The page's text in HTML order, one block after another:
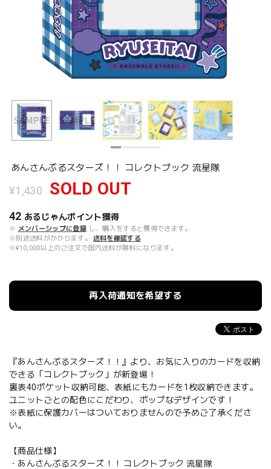
あんさんぶるスターズ！！ コレクトブック 流星隊
¥1,430 SOLD OUT
42 あるじゃんポイント獲得
※ メンバーシップに登録 し、購入をすると獲得できます。
※別途送料がかかります。
送料を確認する
※¥10,000以上のご注文で国内送料が無料になります。
再入荷通知を希望する
『あんさんぶるスターズ！！』より、お気に入りのカードを収納
できる「コレクトブック」が新登場！
裏表40ポケット収納可能、表紙にもカードを1枚収納できます。
ユニットごとの配色にこだわり、ポップなデザインです！
※表紙に保護カバーはついておりませんので予めご了承くださ
い。
【商品仕様】
・あんさんぶるスターズ！！ コレクトブック 流星隊